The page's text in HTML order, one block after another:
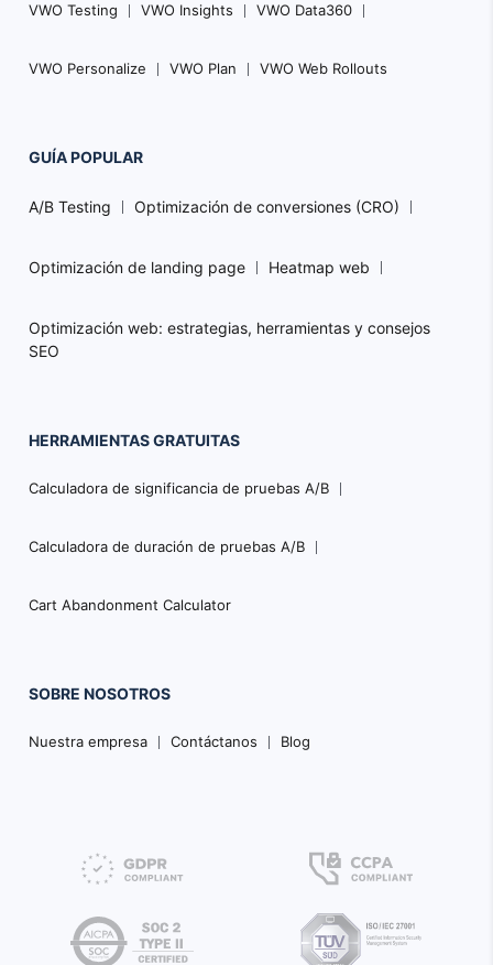
VWO Testing VWO Insights VWO Data360
VWO Personalize VWO Plan VWO Web Rollouts
GUÍA POPULAR
A/B Testing Optimización de conversiones (CRO)
Optimización de landing page Heatmap web
Optimización web: estrategias, herramientas y consejos
SEO
HERRAMIENTAS GRATUITAS
Calculadora de significancia de pruebas A/B
Calculadora de duración de pruebas A/B
Cart Abandonment Calculator
SOBRE NOSOTROS
Nuestra empresa Contáctanos Blog